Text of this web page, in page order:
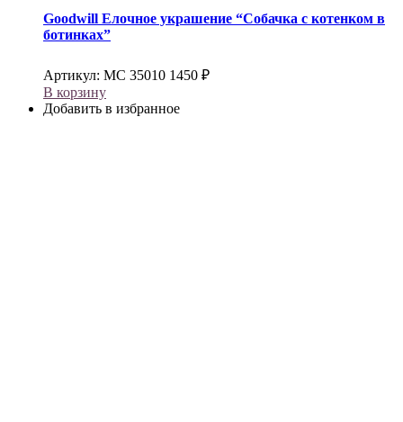
Goodwill Елочное украшение “Собачка с котенком в
ботинках”
Артикул: МС 35010 1450 ₽
В корзину
Добавить в избранное